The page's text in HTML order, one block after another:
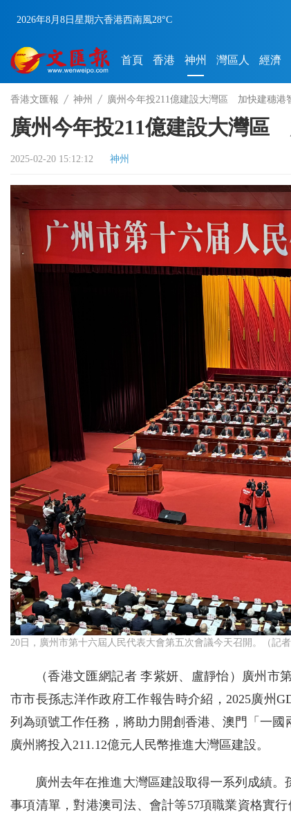
2026年8月8日 星期六香港西南風28°C
首頁 香港 神州 灣區人 經濟
香港文匯報 神州 廣州今年投211億建設大灣區 加快建穗港
廣州今年投211億建設大灣區
2025-02-20 15:12:12 神州
20日，廣州市第十六屆人民代表大會第五次會議今天召開。（記者
（香港文匯網記者 李紫妍、盧靜怡）廣州市
市市長孫志洋作政府工作報告時介紹，2025廣州
列為頭號工作任務，將助力開創香港、澳門「一
廣州將投入211.12億元人民幣推進大灣區建設。
廣州去年在推進大灣區建設取得一系列成績
事項清單，對港澳司法、會計等57項職業資格實